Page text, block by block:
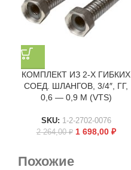
КОМПЛЕКТ ИЗ 2-Х ГИБКИХ
СОЕД. ШЛАНГОВ, 3/4″, ГГ,
0,6 — 0,9 М (VTS)
SKU: 1-2-2702-0076
2 264,00₽ 1 698,00 ₽
Похожие